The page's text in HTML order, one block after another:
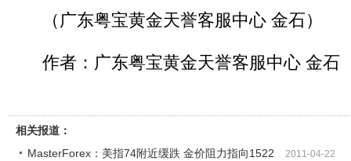
（广东粤宝黄金天誉客服中心 金石）
作者：广东粤宝黄金天誉客服中心 金石
相关报道：
MasterForex：美指74附近缓跌 金价阻力指向1522
2011-04-22